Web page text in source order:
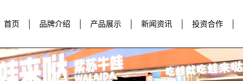
首页 品牌介绍 产品展示 新闻资讯 投资合作